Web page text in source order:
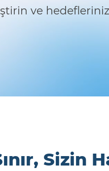
ve
Sizin